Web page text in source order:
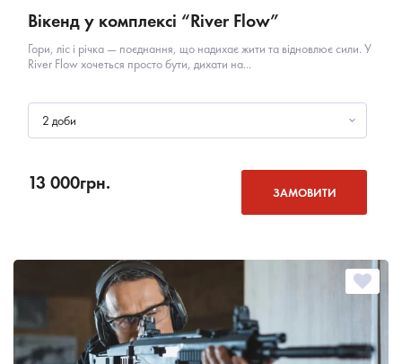
Вікенд у комплексі “River Flow”
Гори, ліс і річка — поєднання, що надихає жити та відновлює сили. У
River Flow хочеться просто бути, дихати на...
2 доби
13 000грн. ЗАМОВИТИ